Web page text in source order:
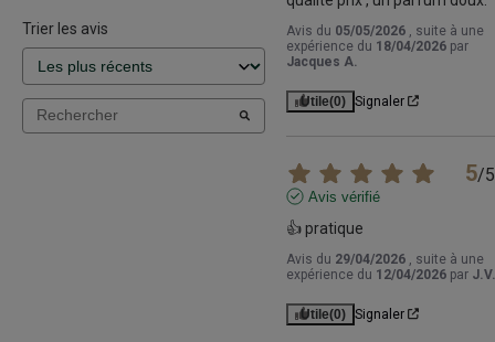
Trier les avis Avis du 05/05/2026
, suite à une
expérience du 18/04/2026 par
Jacques A.
Utile(0) Signaler
5/5
Avis vérifié
👍 pratique
Avis du 29/04/2026
, suite à une
expérience du 12/04/2026 par J.V.
Utile(0) Signaler